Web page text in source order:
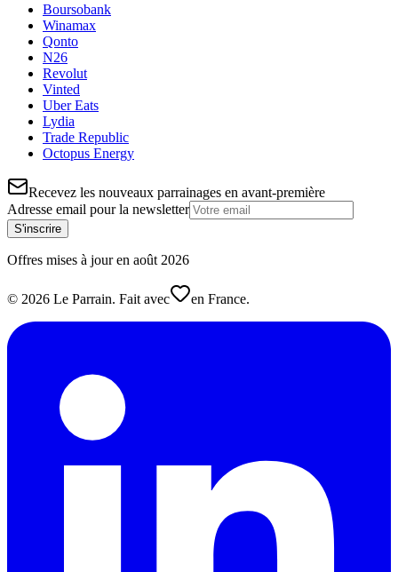
Boursobank
Winamax
Qonto
N26
Revolut
Vinted
Uber Eats
Lydia
Trade Republic
Octopus Energy
Recevez les nouveaux parrainages en avant-première
Adresse email pour la newsletter
S'inscrire
Offres mises à jour en août 2026
© 2026 Le Parrain. Fait avec en France.